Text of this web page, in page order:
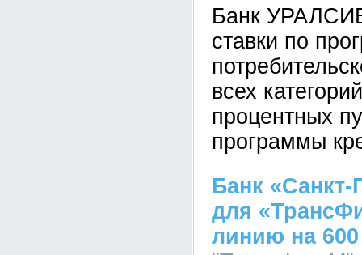
Банк
ставки по
всех
процентных
программы
Банк «Санкт-
для
линию на